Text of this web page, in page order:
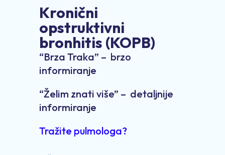
Kronični
opstruktivni
bronhitis (KOPB)
“Brza Traka” – brzo
informiranje
“Želim znati više” – detaljnije
informiranje
Tražite pulmologa?